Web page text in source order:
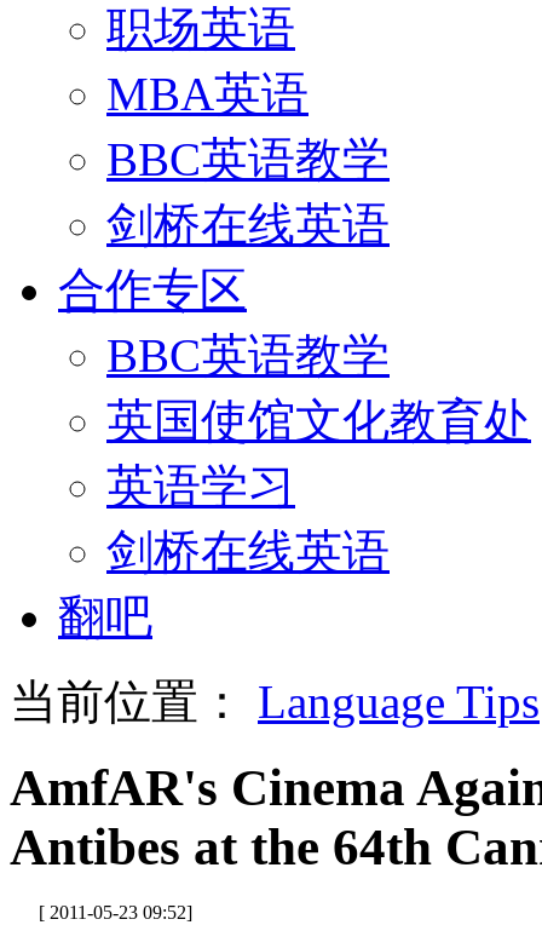
职场英语
MBA英语
BBC英语教学
剑桥在线英语
合作专区
BBC英语教学
英国使馆文化教育处
英语学习
剑桥在线英语
翻吧
当前位置： Language Tips
AmfAR's Cinema
Antibes at the 64th
[ 2011-05-23 09:52]